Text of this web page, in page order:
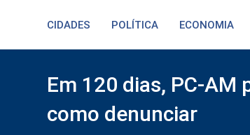
CIDADES POLÍTICA ECONOMIA
Em 120 dias, PC-
como denunciar